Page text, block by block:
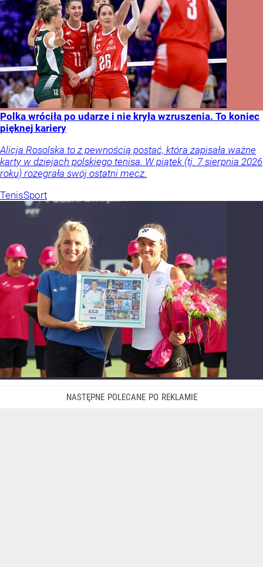
Polka wróciła po udarze i nie kryła wzruszenia. To koniec
pięknej kariery
Alicja Rosolska to z pewnością postać, która zapisała ważne
karty w dziejach polskiego tenisa. W piątek (tj. 7 sierpnia 2026
roku) rozegrała swój ostatni mecz.
TenisSport